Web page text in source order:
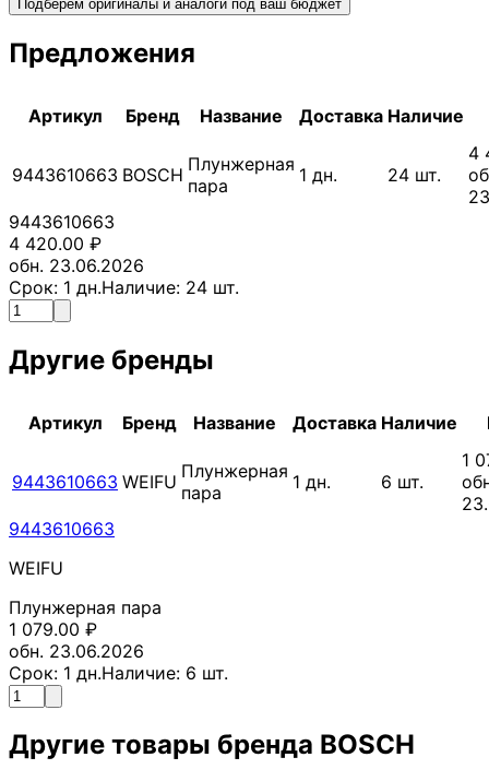
Подберём оригиналы и аналоги под ваш бюджет
Предложения
Артикул Бренд Название Доставка Наличие
9443610663 BOSCH Плунжерная
пара
1 дн. 24 шт.
4
9443610663
4 420.00 ₽
обн. 23.06.2026
Срок: 1 дн.Наличие: 24 шт.
Другие бренды
Артикул Бренд Название Доставка Наличие
9443610663 WEIFU Плунжерная
пара
1 дн. 6 шт.
1
9443610663
WEIFU
Плунжерная пара
1 079.00 ₽
обн. 23.06.2026
Срок: 1 дн.Наличие: 6 шт.
Другие товары бренда BOSCH